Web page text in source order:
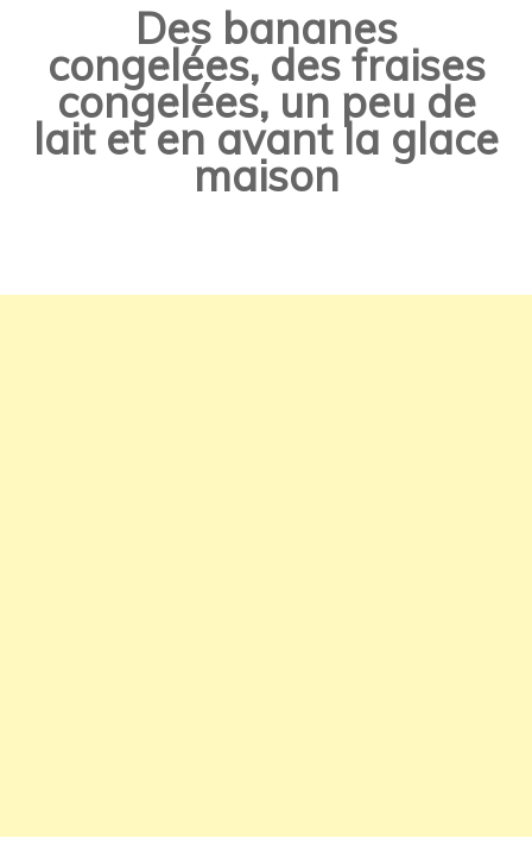
Des bananes
congelées, des fraises
congelées, un peu de
lait et en avant la glace
maison